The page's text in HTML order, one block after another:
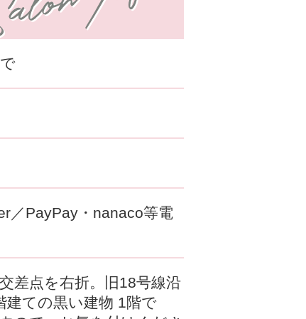
／PayPay・nanaco等電
差点を右折。旧18号線沿
ての黒い建物 1階で